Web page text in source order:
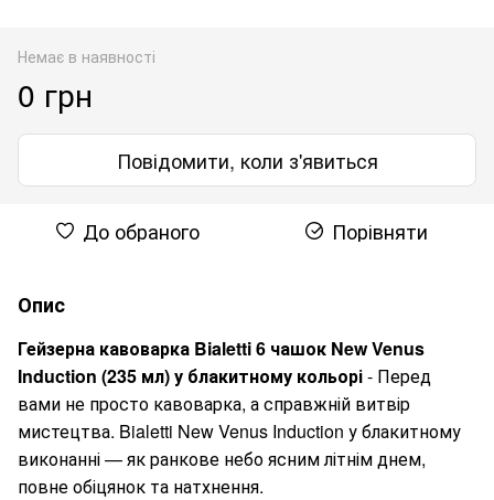
Немає в наявності
0 грн
Повідомити, коли з'явиться
До обраного Порівняти
Опис
Гейзерна кавоварка Bialetti 6 чашок New Venus
Induction (235 мл) у блакитному кольорі- Перед
вами не просто кавоварка, а справжній витвір
мистецтва. Bialetti New Venus Induction у блакитному
виконанні — як ранкове небо ясним літнім днем,
повне обіцянок та натхнення.